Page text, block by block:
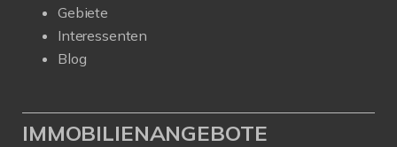
Gebiete
Interessenten
Blog
IMMOBILIENANGEBOTE